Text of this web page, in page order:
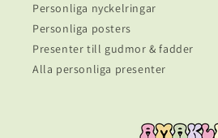
Personliga nyckelringar
Personliga posters
Presenter till gudmor & fadder
Alla personliga presenter